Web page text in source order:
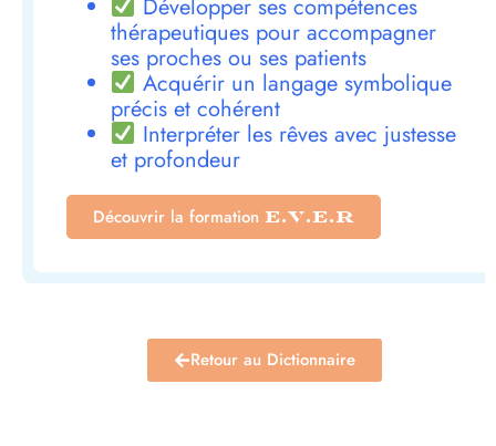
Développer ses compétences
thérapeutiques pour accompagner
ses proches ou ses patients
Acquérir un langage symbolique
précis et cohérent
Interpréter les rêves avec justesse
et profondeur
Découvrir la formation E.V.E.R
Retour au Dictionnaire